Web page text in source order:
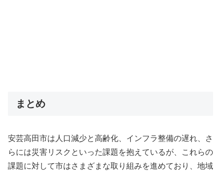
まとめ
安芸高田市は人口減少と高齢化、インフラ整備の遅れ、さ
らには災害リスクといった課題を抱えているが、これらの
課題に対して市はさまざまな取り組みを進めており、地域